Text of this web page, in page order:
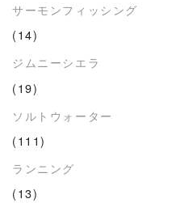
サーモンフィッシング
(14)
ジムニーシエラ
(19)
ソルトウォーター
(111)
ランニング
(13)